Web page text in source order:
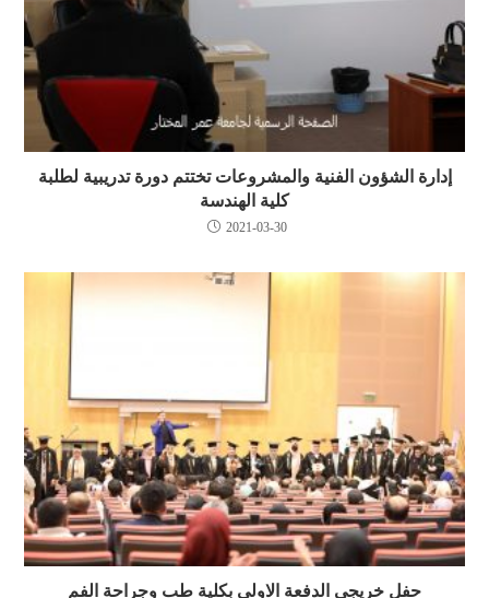
إدارة الشؤون الفنية والمشروعات تختتم دورة تدريبية لطلبة
كلية الهندسة
2021-03-30
حفل خريجي الدفعة الاولى بكلية طب وجراحة الفم